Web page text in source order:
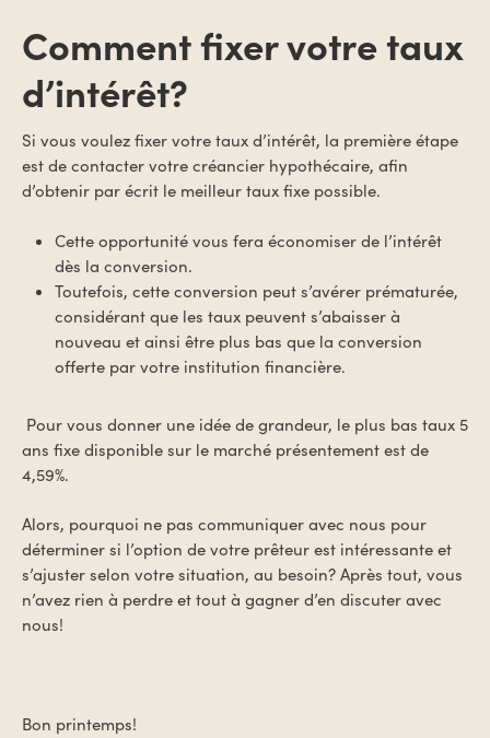
Comment fixer votre taux
d’intérêt?
Si vous voulez fixer votre taux d’intérêt, la première étape
est de contacter votre créancier hypothécaire, afin
d’obtenir par écrit le meilleur taux fixe possible.
Cette opportunité vous fera économiser de l’intérêt
dès la conversion.
Toutefois, cette conversion peut s’avérer prématurée,
considérant que les taux peuvent s’abaisser à
nouveau et ainsi être plus bas que la conversion
offerte par votre institution financière.
Pour vous donner une idée de grandeur, le plus bas taux 5
ans fixe disponible sur le marché présentement est de
4,59%.
Alors, pourquoi ne pas communiquer avec nous pour
déterminer si l’option de votre prêteur est intéressante et
s’ajuster selon votre situation, au besoin? Après tout, vous
n’avez rien à perdre et tout à gagner d’en discuter avec
nous!
Bon printemps!